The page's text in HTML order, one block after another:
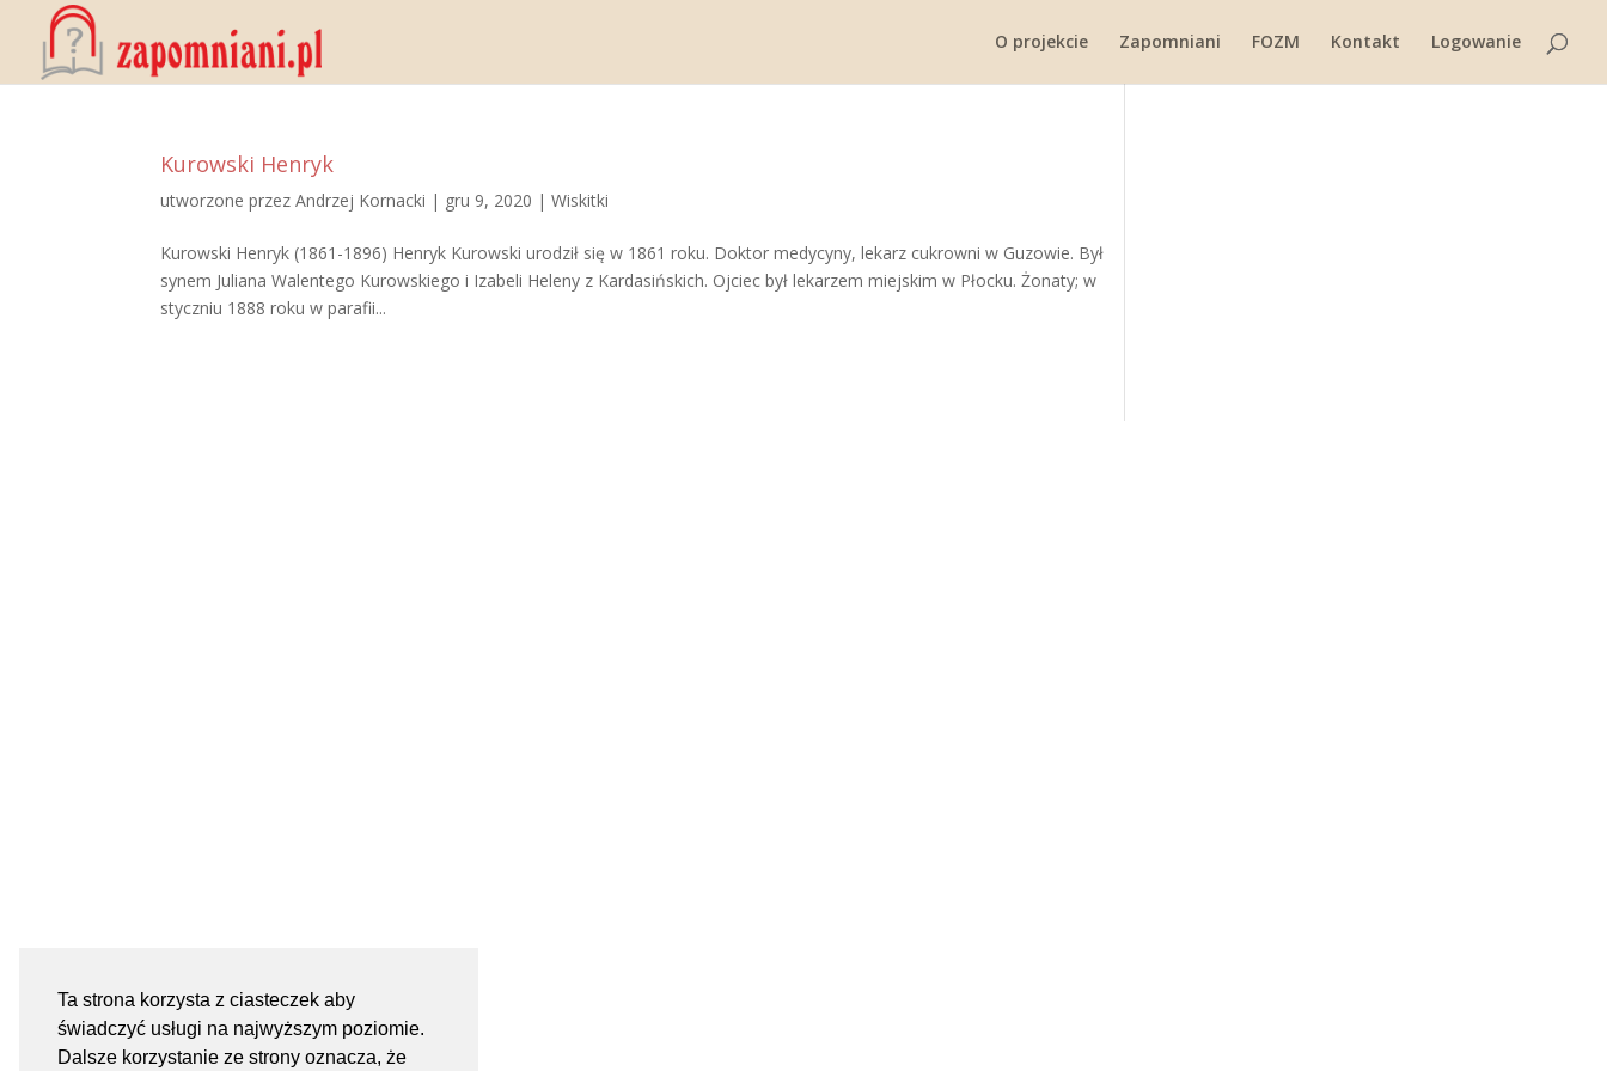
Ta strona korzysta z ciasteczek aby
świadczyć usługi na najwyższym poziomie.
Dalsze korzystanie ze strony oznacza, że
O projekcie Zapomniani FOZM Kontakt Logowanie
Kurowski Henryk
utworzone przezAndrzej Kornacki | gru 9, 2020 |Wiskitki
Kurowski Henryk (1861-1896) Henryk Kurowski urodził się w 1861 roku. Doktor medycyny, lekarz cukrowni w Guzowie. Był
synem Juliana Walentego Kurowskiego i Izabeli Heleny z Kardasińskich. Ojciec był lekarzem miejskim w Płocku. Żonaty; w
styczniu 1888 roku w parafii...